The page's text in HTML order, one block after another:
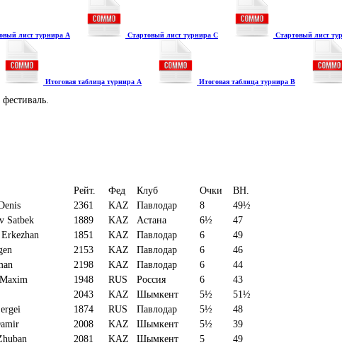
лист турнира А Стартовый лист турнира С Стартовый лист
Итоговая таблица турнира А Итоговая таблица турнира В
Рейт. Фед Клуб Очки
BH.
2361 KAZ Павлодар 8
49½
Satbek 1889 KAZ Астана 6½
47
1851 KAZ Павлодар 6
49
2153 KAZ Павлодар 6
46
2198 KAZ Павлодар 6
44
1948 RUS Россия 6
43
2043 KAZ Шымкент 5½
51½
1874 RUS Павлодар 5½
48
2008 KAZ Шымкент 5½
39
2081 KAZ Шымкент 5
49